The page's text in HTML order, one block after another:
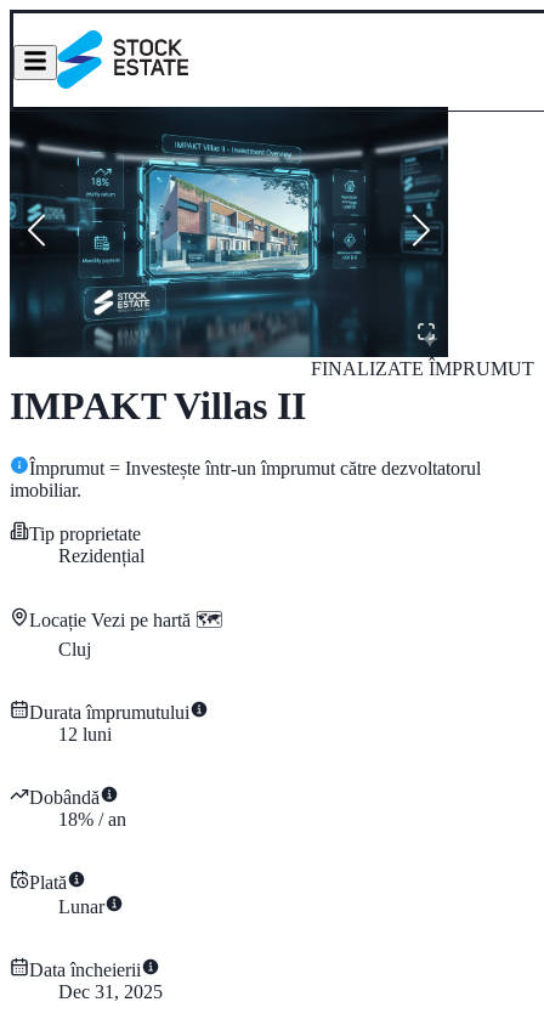
IMPAKT Villas II
FINALIZATE ÎMPRUMUT
Împrumut = Investește într-un împrumut către dezvoltatorul
imobiliar.
Tip proprietate
Rezidențial
Locație Vezi pe hartă 🗺️
Cluj
Durata împrumutului
12 luni
Dobândă
18% /an
Plată
Lunar
Data încheierii
Dec 31, 2025